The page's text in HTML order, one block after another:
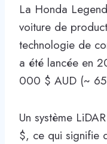
La Honda
voiture de
technologie de
a été lancée en
000 $ AUD (~
Un système
$, ce qui signifie